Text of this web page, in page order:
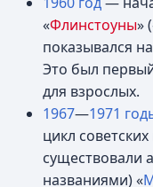
«Флинстоуны»
показывался
Это был
для взрослых.
1967—1971
цикл
существовали
названиями) «